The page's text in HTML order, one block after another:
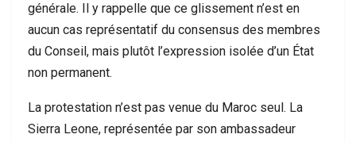
générale. Il y rappelle que ce glissement n’est en
aucun cas représentatif du consensus des membres
du Conseil, mais plutôt l’expression isolée d’un État
non permanent.
La protestation n’est pas venue du Maroc seul. La
Sierra Leone, représentée par son ambassadeur